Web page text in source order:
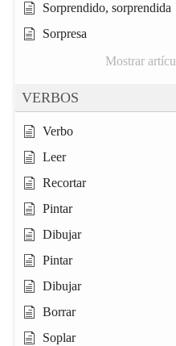
Sorprendido, sorprendida
Sorpresa
Mostrar
VERBOS
Verbo
Leer
Recortar
Pintar
Dibujar
Pintar
Dibujar
Borrar
Soplar